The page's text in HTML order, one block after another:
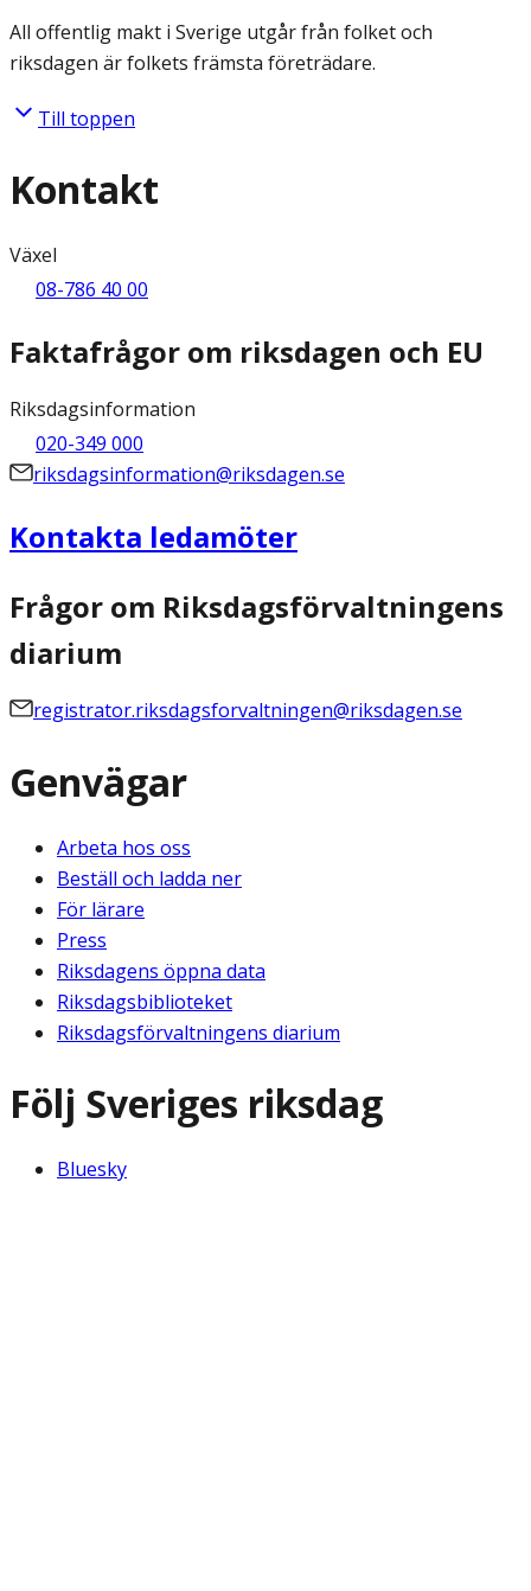
All offentlig makt i Sverige utgår från folket och
riksdagen är folkets främsta företrädare.
Till toppen
Kontakt
Växel
08-786 40 00
Faktafrågor om riksdagen och EU
Riksdagsinformation
020-349 000
riksdagsinformation@riksdagen.se
Kontakta ledamöter
Frågor om Riksdagsförvaltningens
diarium
registrator.riksdagsforvaltningen@riksdagen.se
Genvägar
Arbeta hos oss
Beställ och ladda ner
För lärare
Press
Riksdagens öppna data
Riksdagsbiblioteket
Riksdagsförvaltningens diarium
Följ Sveriges riksdag
Bluesky